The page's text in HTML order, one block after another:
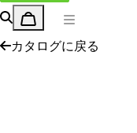
カタログに戻る